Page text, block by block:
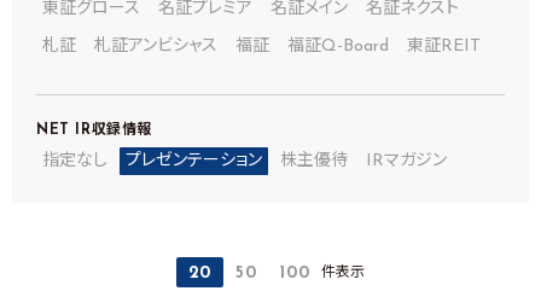
東証グロース 名証プレミア 名証メイン 名証ネクスト
札証 札証アンビシャス 福証 福証Q-Board 東証REIT
NET IR収録情報
指定なし プレゼンテーション 株主優待 IRマガジン
20 50 100 件表示